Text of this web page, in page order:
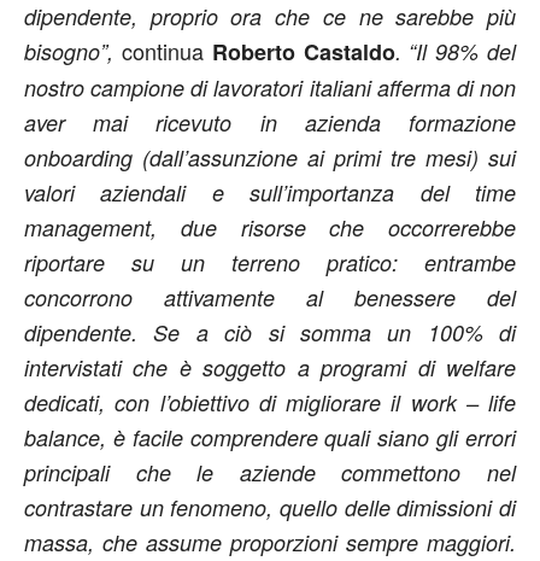
dipendente, proprio ora che ce ne sarebbe più
bisogno”, continua Roberto Castaldo. “Il 98% del
nostro campione di lavoratori italiani afferma di non
aver mai ricevuto in azienda formazione
onboarding (dall’assunzione ai primi tre mesi) sui
valori aziendali e sull’importanza del time
management, due risorse che occorrerebbe
riportare su un terreno pratico: entrambe
concorrono attivamente al benessere del
dipendente. Se a ciò si somma un 100% di
intervistati che è soggetto a programi di welfare
dedicati, con l’obiettivo di migliorare il work – life
balance, è facile comprendere quali siano gli errori
principali che le aziende commettono nel
contrastare un fenomeno, quello delle dimissioni di
massa, che assume proporzioni sempre maggiori.